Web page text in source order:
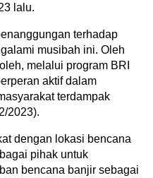
lalu.
terhadap
musibah ini. Oleh
melalui program BRI
aktif dalam
terdampak
2023).
dengan lokasi bencana
pihak untuk
bencana banjir sebagai